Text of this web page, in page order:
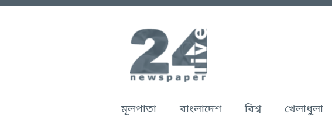
মূলপাতা বাংলাদেশ বিশ্ব খেলাধুলা